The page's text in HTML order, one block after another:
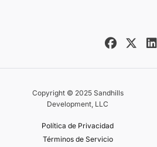
Copyright © 2025 Sandhills
Development, LLC
Política de Privacidad
Términos de Servicio